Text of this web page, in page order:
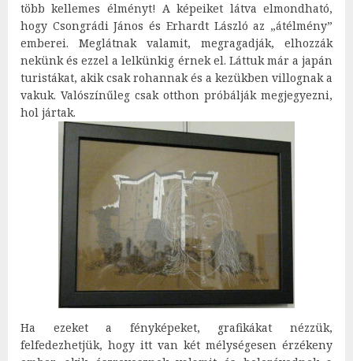
több kellemes élményt! A képeiket látva elmondható,
hogy Csongrádi János és Erhardt László az „átélmény”
emberei. Meglátnak valamit, megragadják, elhozzák
nekünk és ezzel a lelkünkig érnek el. Láttuk már a japán
turistákat, akik csak rohannak és a kezükben villognak a
vakuk. Valószínűleg csak otthon próbálják megjegyezni,
hol jártak.
Ha ezeket a fényképeket, grafikákat nézzük,
felfedezhetjük, hogy itt van két mélységesen érzékeny